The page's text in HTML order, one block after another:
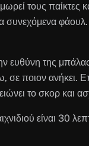
τους παίκτες
συνεχόμενα φάουλ.
ευθύνη της
σε ποιον ανήκει.
το σκορ και
είναι 30